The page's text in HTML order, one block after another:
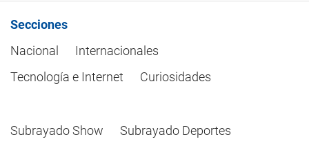
Secciones
Nacional
Internacionales
Tecnología e Internet
Curiosidades
Subrayado Show Subrayado Deportes